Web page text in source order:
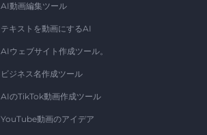
AI動画編集ツール
テキストを動画にするAI
AIウェブサイト作成ツール。
ビジネス名作成ツール
AIのTikTok動画作成ツール
YouTube動画のアイデア